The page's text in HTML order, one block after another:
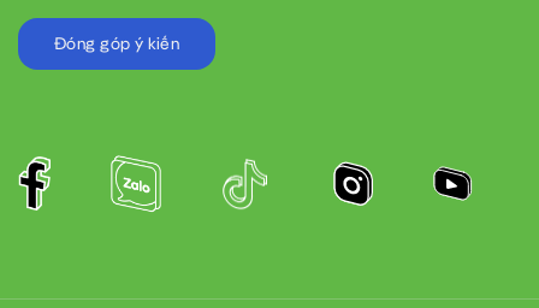
Đóng góp ý kiến